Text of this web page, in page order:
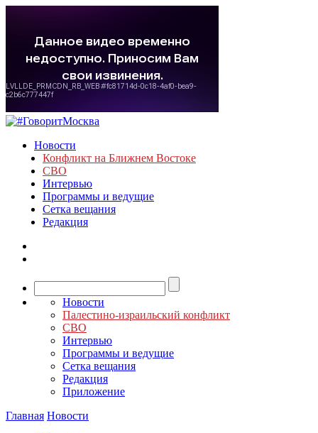
Новости
Конфликт на Ближнем Востоке
СВО
Интервью
Программы и ведущие
Сетка вещания
Редакция
Новости
Палестино-израильский конфликт
СВО
Интервью
Программы и ведущие
Сетка вещания
Редакция
Приложение
Главная Новости